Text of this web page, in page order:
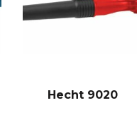
Hecht 9020